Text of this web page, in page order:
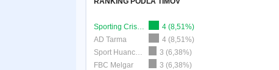
Sporting Cristal
4 (8,51%)
AD Tarma
4 (8,51%)
Sport Huancayo
3 (6,38%)
FBC Melgar
3 (6,38%)